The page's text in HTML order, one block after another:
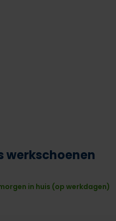
werkschoenen
in huis (op werkdagen)